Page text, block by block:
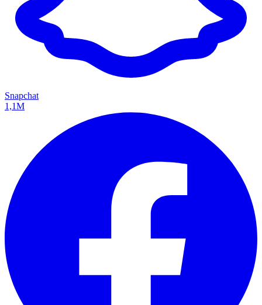
Snapchat
1,1M